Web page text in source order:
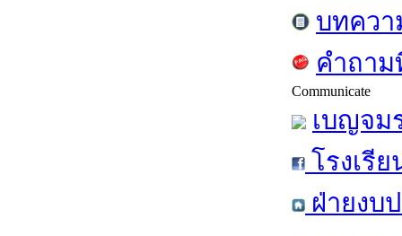
บทควา
คำถา
Communicate
เบญจม
โรงเรี
ฝ่ายงบ